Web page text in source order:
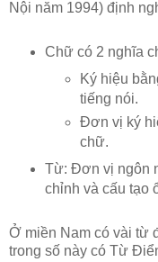
Nội năm 1994) định
Chữ có 2 nghĩa
Ký hiệu
tiếng nói.
Đơn vị ký
chữ.
Từ: Đơn vị ngôn
chỉnh và cấu tạo
Ở miền Nam có vài từ
trong số này có Từ